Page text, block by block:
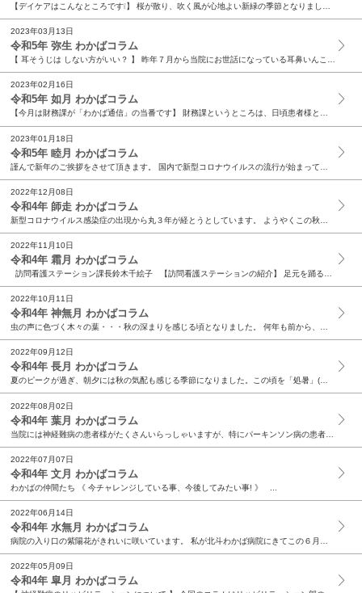
2023年03月13日
令和5年 弥生 わかばコラム
【 耳そうじは しない方がいい？ 】 昨年７月から当院にお世話になっている耳鼻いんこう科の本間です。 よろしくお願い致します。 今回は多くの方を悩ませる「耳垢みみあか）」についてお話させていた...
2023年02月16日
令和5年 如月 わかばコラム
【今月は財務課が「わかば通信」の当番です】 財務課というところは、日頃患者様と接する部署ではありませんが、病院を見えない所から支えている部署でもあります。そんな財務課が毎日取り扱うのは「お金」...
2023年01月18日
令和5年 睦月 わかばコラム
2022年12月08日
令和4年 師走 わかばコラム
2022年11月10日
令和4年 霜月 わかばコラム
2022年10月11日
令和4年 神無月 わかばコラム
2022年09月12日
令和4年 長月 わかばコラム
夏のピークが過ぎ、朝夕には秋の気配も感じる季節になりました。この頃を「処暑」(しょしょ)と呼ぶそうです。 暗いニュースが多い今日この頃ですが、外へ目を向ければ淡々と・・・粛々と・・・自然は 移...
2022年08月02日
令和4年 葉月 わかばコラム
2022年07月07日
令和4年 文月 わかばコラム
わかばの仲間たち 《 今チャレンジしている事、今後してみたい事! 》 ...
2022年06月14日
令和4年 水無月 わかばコラム
2022年05月09日
令和4年 皐月 わかばコラム